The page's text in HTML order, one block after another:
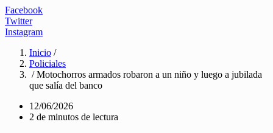
Facebook
Twitter
Instagram
Inicio /
Policiales
/ Motochorros armados robaron a un niño y luego a jubilada
que salía del banco
12/06/2026
2 de minutos de lectura